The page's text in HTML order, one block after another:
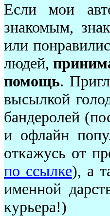
Если мои
знакомым,
или
людей,
помощь.
высылкой
бандеролей
и офлайн
откажусь от
по ссылке), а
именной
курьера!)